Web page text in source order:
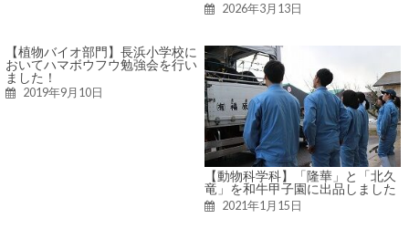
2026年3月13日
【植物バイオ部門】長浜小学校に
おいてハマボウフウ勉強会を行い
ました！
2019年9月10日
【動物科学科】「隆華」と「北久
竜」を和牛甲子園に出品しました
2021年1月15日